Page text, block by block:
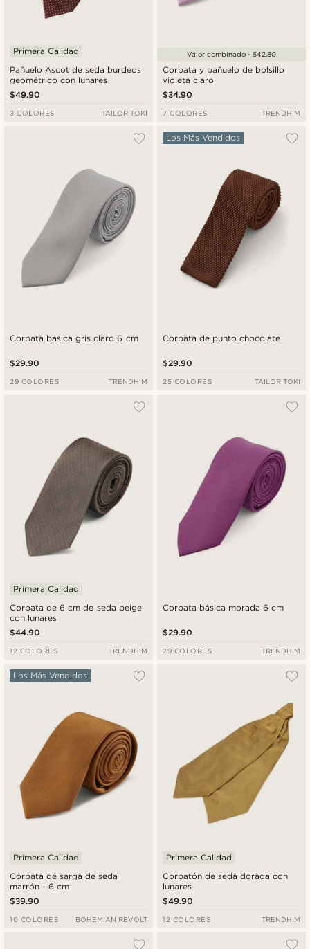
Pañuelo Ascot de seda burdeos
geométrico con lunares
Primera Calidad
$49.90
3 COLORES TAILOR TOKI
Corbata y pañuelo de bolsillo
violeta claro
$34.90
Valor combinado - $42.80
7 COLORES TRENDHIM
Corbata básica gris claro 6 cm
$29.90
29 COLORES TRENDHIM
Corbata de punto chocolate
Los Más Vendidos
$29.90
25 COLORES TAILOR TOKI
Corbata de 6 cm de seda beige
con lunares
Primera Calidad
$44.90
12 COLORES TRENDHIM
Corbata básica morada 6 cm
$29.90
29 COLORES TRENDHIM
Corbata de sarga de seda
marrón - 6 cm
Los Más Vendidos
Primera Calidad
$39.90
10 COLORES BOHEMIAN REVOLT
Corbatón de seda dorada con
lunares
Primera Calidad
$49.90
12 COLORES TRENDHIM